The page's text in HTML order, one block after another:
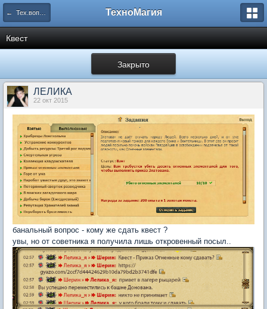
← Тех.вопросы ТехноМагия
Квест
Закрыто
ЛЕЛИКА
22 окт 2015
банальный вопрос - кому же сдать квест ?
увы, но от советника я получила лишь откровенный посыл..